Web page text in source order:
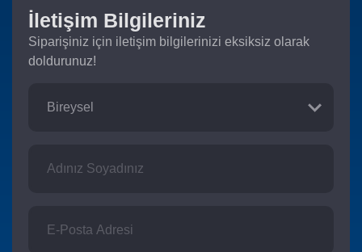
İletişim Bilgileriniz
Siparişiniz için iletişim bilgilerinizi eksiksiz olarak
doldurunuz!